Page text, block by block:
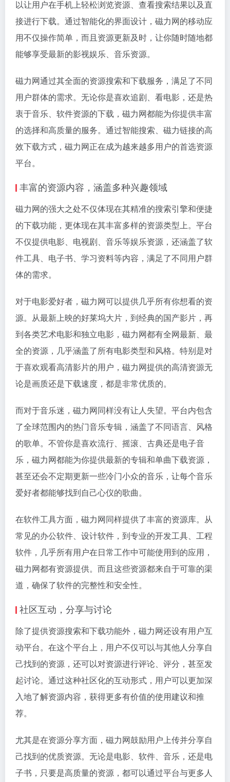
以让用户在手机上轻松浏览资源、查看搜索结果以及直
接进行下载。通过智能化的界面设计，磁力网的移动应
用不仅操作简单，而且资源更新及时，让你随时随地都
能够享受最新的影视娱乐、音乐资源。
磁力网通过其全面的资源搜索和下载服务，满足了不同
用户群体的需求。无论你是喜欢追剧、看电影，还是热
衷于音乐、软件资源的下载，磁力网都能为你提供丰富
的选择和高质量的服务。通过智能搜索、磁力链接的高
效下载方式，磁力网正在成为越来越多用户的首选资源
平台。
丰富的资源内容，涵盖多种兴趣领域
磁力网的强大之处不仅体现在其精准的搜索引擎和便捷
的下载功能，更体现在其丰富多样的资源类型上。平台
不仅提供电影、电视剧、音乐等娱乐资源，还涵盖了软
件工具、电子书、学习资料等内容，满足了不同用户群
体的需求。
对于电影爱好者，磁力网可以提供几乎所有你想看的资
源。从最新上映的好莱坞大片，到经典的国产影片，再
到各类艺术电影和独立电影，磁力网都有全网最新、最
全的资源，几乎涵盖了所有电影类型和风格。特别是对
于喜欢观看高清影片的用户，磁力网提供的高清资源无
论是画质还是下载速度，都是非常优质的。
而对于音乐迷，磁力网同样没有让人失望。平台内包含
了全球范围内的热门音乐专辑，涵盖了不同语言、风格
的歌单。不管你是喜欢流行、摇滚、古典还是电子音
乐，磁力网都能为你提供最新的专辑和单曲下载资源，
甚至还会不定期更新一些冷门小众的音乐，让每个音乐
爱好者都能够找到自己心仪的歌曲。
在软件工具方面，磁力网同样提供了丰富的资源库。从
常见的办公软件、设计软件，到专业的开发工具、工程
软件，几乎所有用户在日常工作中可能使用到的应用，
磁力网都有资源提供。而且这些资源都来自于可靠的渠
道，确保了软件的完整性和安全性。
社区互动，分享与讨论
除了提供资源搜索和下载功能外，磁力网还设有用户互
动平台。在这个平台上，用户不仅可以与其他人分享自
己找到的资源，还可以对资源进行评论、评分，甚至发
起讨论。通过这种社区化的互动形式，用户可以更加深
入地了解资源内容，获得更多有价值的使用建议和推
荐。
尤其是在资源分享方面，磁力网鼓励用户上传并分享自
己找到的优质资源。无论是电影、软件、音乐，还是电
子书，只要是高质量的资源，都可以通过平台与更多人